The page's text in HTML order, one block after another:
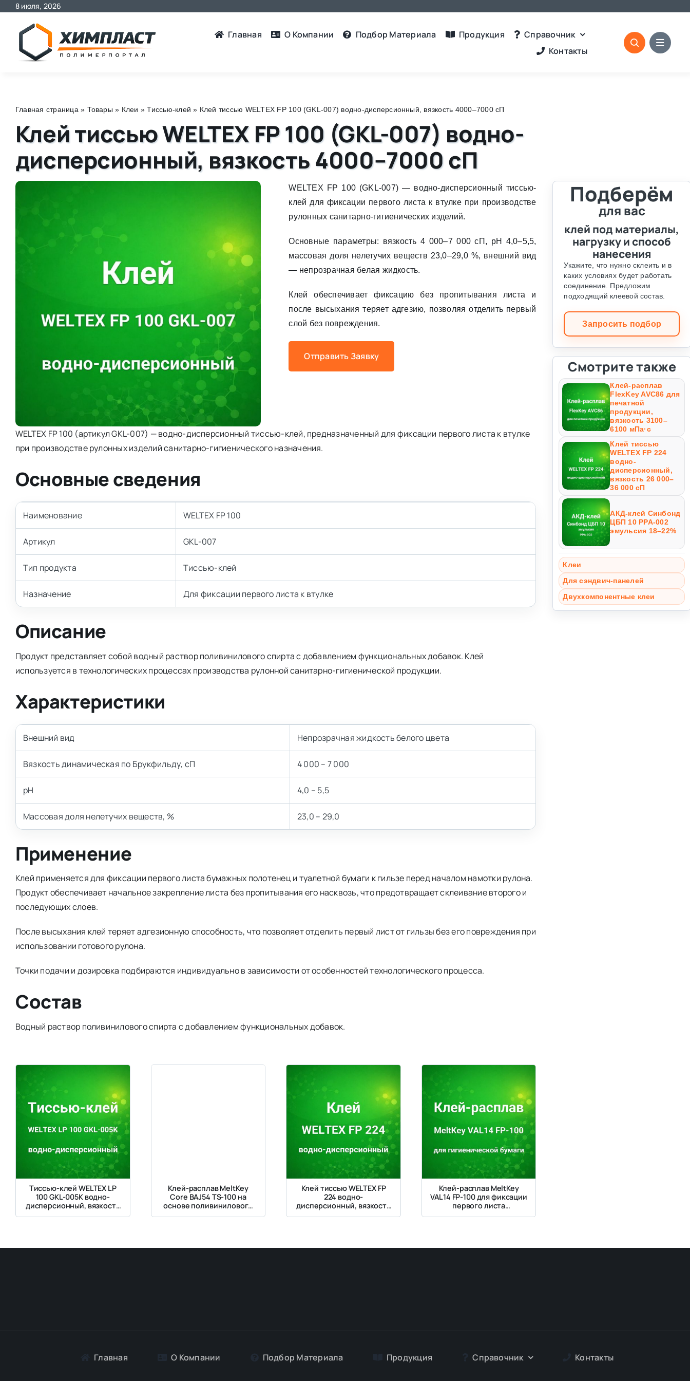
Skip
content
8 июля, 2026
Главная О Компании Подбор Материалa Продукция
Справочник
Контакты
Главная страница » Товары » Клеи »Тиссью-клей » Клей тиссью WELTEX FP 100 (GKL-007) водно-дисперсионный, вязкость 4000–7000 сП
Клей тиссью WELTEX FP 100 (GKL-007) водно-
дисперсионный, вязкость 4000–7000 сП
WELTEX FP 100 (GKL-007) — водно-дисперсионный тиссью-
клей для фиксации первого листа к втулке при производстве
рулонных санитарно-гигиенических изделий.
Основные параметры: вязкость 4 000–7 000 сП, pH 4,0–5,5,
массовая доля нелетучих веществ 23,0–29,0 %, внешний вид
— непрозрачная белая жидкость.
Клей обеспечивает фиксацию без пропитывания листа и
после высыхания теряет адгезию, позволяя отделить первый
слой без повреждения.
Отправить Заявку
WELTEX FP 100 (артикул GKL-007) — водно-дисперсионный тиссью-клей, предназначенный для фиксации первого листа к втулке
при производстве рулонных изделий санитарно-гигиенического назначения.
Основные сведения
Наименование WELTEX FP 100
Артикул GKL-007
Тип продукта Тиссью-клей
Назначение Для фиксации первого листа к втулке
Описание
Продукт представляет собой водный раствор поливинилового спирта с добавлением функциональных добавок. Клей
используется в технологических процессах производства рулонной санитарно-гигиенической продукции.
Характеристики
Внешний вид Непрозрачная жидкость белого цвета
Вязкость динамическая по Брукфильду, сП 4 000 – 7 000
pH 4,0 – 5,5
Массовая доля нелетучих веществ, % 23,0 – 29,0
Применение
Клей применяется для фиксации первого листа бумажных полотенец и туалетной бумаги к гильзе перед началом намотки рулона.
Продукт обеспечивает начальное закрепление листа без пропитывания его насквозь, что предотвращает склеивание второго и
последующих слоев.
После высыхания клей теряет адгезионную способность, что позволяет отделить первый лист от гильзы без его повреждения при
использовании готового рулона.
Точки подачи и дозировка подбираются индивидуально в зависимости от особенностей технологического процесса.
Состав
Водный раствор поливинилового спирта с добавлением функциональных добавок.
Тиссью-клей WELTEX LP
100 GKL-005K водно-
дисперсионный, вязкость
15 000–25 000 сП, pH 7,0–
Клей-расплав MeltKey
Core BAJ54 TS-100 на
основе поливинилового
спирта для фиксации
Клей тиссью WELTEX FP
224 водно-
дисперсионный, вязкость
26 000–36 000 сП
Клей-расплав MeltKey
VAL14 FP-100 для фиксации
первого листа
гигиенической бумаги
Подберём
для вас
клей под материалы,
нагрузку и способ
нанесения
Укажите, что нужно склеить и в
каких условиях будет работать
соединение. Предложим
подходящий клеевой состав.
Запросить подбор
Смотрите также
Клей-расплав
FlexKey AVC86 для
печатной
продукции,
вязкость 3100–
6100 мПа·с
Клей тиссью
WELTEX FP 224
водно-
дисперсионный,
вязкость 26 000–
36 000 сП
АКД-клей Синбонд
ЦБП 10 PPA-002
эмульсия 18–22%
Клеи
Для сэндвич-панелей
Двухкомпонентные клеи
Главная О Компании Подбор Материалa Продукция Справочник Контакты